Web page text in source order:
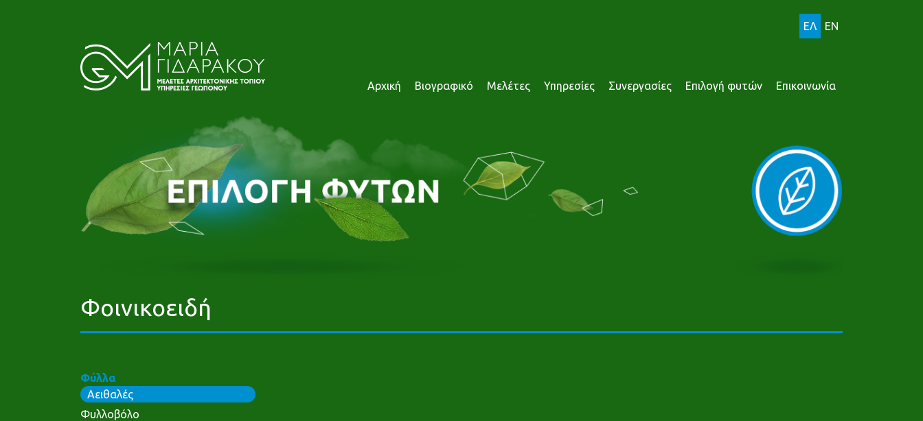
ΕΛ EN
Αρχική Βιογραφικό Μελέτες Υπηρεσίες Συνεργασίες Επιλογή φυτών Επικοινωνία
Φοινικοειδή
Φύλλα
Αειθαλές
Φυλλοβόλο